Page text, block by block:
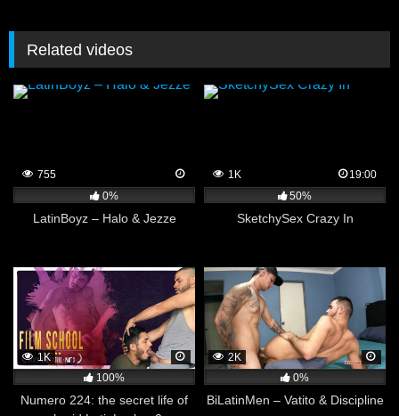
Related videos
755
0%
LatinBoyz – Halo & Jezze
1K
19:00
50%
SketchySex Crazy In
1K
100%
Numero 224: the secret life of
2K
0%
BiLatinMen – Vatito & Discipline